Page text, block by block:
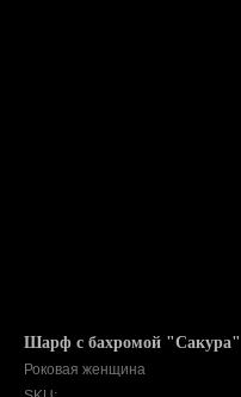
Шарф с бахромой "Сакура"
Роковая женщина